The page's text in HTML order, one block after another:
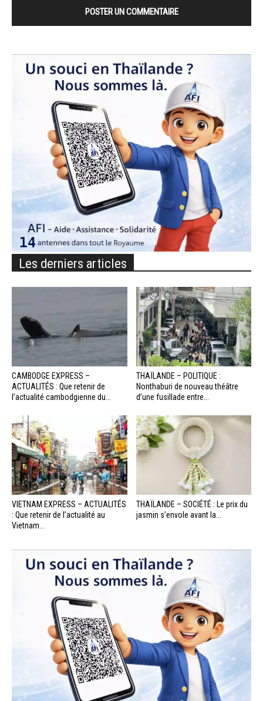
Les derniers articles
CAMBODGE EXPRESS –
ACTUALITÉS : Que retenir de
l’actualité cambodgienne du...
THAÏLANDE – POLITIQUE :
Nonthaburi de nouveau théâtre
d’une fusillade entre...
VIETNAM EXPRESS – ACTUALITÉS
: Que retenir de l’actualité au
Vietnam...
THAÏLANDE – SOCIÉTÉ : Le prix du
jasmin s’envole avant la...